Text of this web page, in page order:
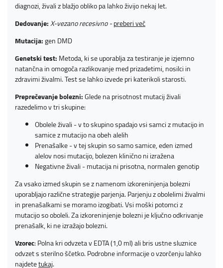
diagnozi, živali z blažjo obliko pa lahko živijo nekaj let.
Dedovanje:X-vezano recesivno -preberi več
Mutacija:gen DMD
Genetski test:Metoda, ki se uporablja za testiranje je izjemno
natančna in omogoča razlikovanje med prizadetimi, nosilci in
zdravimi živalmi. Test se lahko izvede pri katerikoli starosti.
Preprečevanje bolezni:Glede na prisotnost mutacij živali
razedelimo v tri skupine:
Obolele živali - v to skupino spadajo vsi samci z mutacijo in
samice z mutacijo na obeh alelih
Prenašalke - v tej skupin so samo samice, eden izmed
alelov nosi mutacijo, bolezen klinično ni izražena
Negativne živali - mutacija ni prisotna, normalen genotip
Za vsako izmed skupin se z namenom izkoreninjenja bolezni
uporabljajo različne strategije parjenja. Parjenju z obolelimi živalmi
in prenašalkami se moramo izogibati. Vsi moški potomci z
mutacijo so oboleli. Za izkoreninjenje bolezni je ključno odkrivanje
prenašalk, ki ne izražajo bolezni.
Vzorec: Polna kri odvzeta v EDTA (1,0 ml) ali bris ustne sluznice
odvzet s sterilno ščetko. Podrobne informacije o vzorčenju lahko
najdetetukaj.